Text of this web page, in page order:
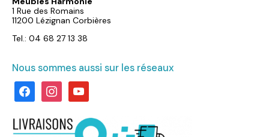
1 Rue des Romains
11200 Lézignan Corbières
Tel.: 04 68 27 13 38
Nous sommes aussi sur les réseaux
facebookinstagramyoutube